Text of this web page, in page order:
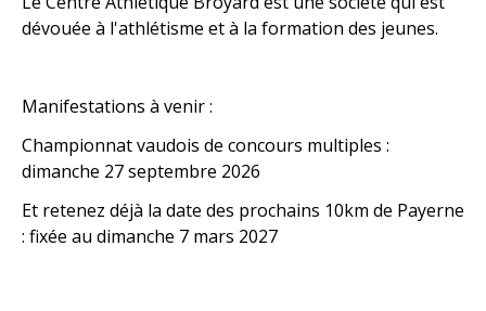
dévouée à l'athlétisme et à la formation des jeunes.
Manifestations à venir :
Championnat vaudois de concours multiples :
dimanche 27 septembre 2026
Et retenez déjà la date des prochains 10km de Payerne
: fixée au dimanche 7 mars 2027